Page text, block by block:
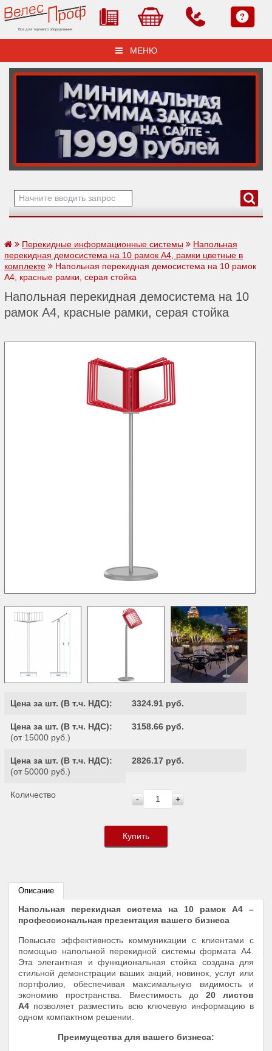
Все для торгового оборудования
МЕНЮ
Перекидные информационные системы
Напольная
перекидная демосистема на 10 рамок А4, рамки цветные в
комплекте
Напольная перекидная демосистема на 10 рамок
А4, красные рамки, серая стойка
Напольная перекидная демосистема на 10
рамок А4, красные рамки, серая стойка
Цена за шт. (В т.ч. НДС): 3324.91 руб.
Цена за шт. (В т.ч. НДС):
(от 15000 руб.)
3158.66 руб.
Цена за шт. (В т.ч. НДС):
(от 50000 руб.)
2826.17 руб.
Количество - +
Купить
Описание
Напольная перекидная система на 10 рамок А4 –
профессиональная презентация вашего бизнеса
Повысьте эффективность коммуникации с клиентами с
помощью напольной перекидной системы формата А4.
Эта элегантная и функциональная стойка создана для
стильной демонстрации ваших акций, новинок, услуг или
портфолио, обеспечивая максимальную видимость и
экономию пространства. Вместимость до 20 листов
А4 позволяет разместить всю ключевую информацию в
одном компактном решении.
Преимущества для вашего бизнеса: